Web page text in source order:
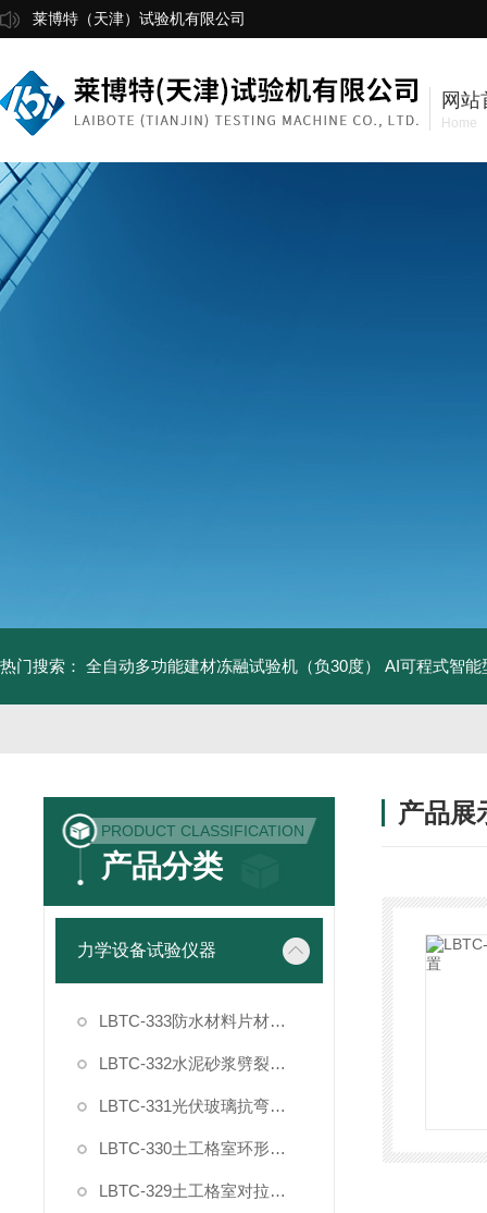
莱博特（天津）试验机有限公司
网站
Home
热门搜索： 全自动多功能建材冻融试验机（负30度） AI可程式智能
PRODUCT CLASSIFICATION
产品分类
力学设备试验仪器
LBTC-333防水材料片材复合强度拉伸粘结夹具
LBTC-332水泥砂浆劈裂抗拉强度试验夹具
LBTC-331光伏玻璃抗弯曲试验夹具
LBTC-330土工格室环形插件节点剥离力夹具
LBTC-329土工格室对拉强度夹具
产品展